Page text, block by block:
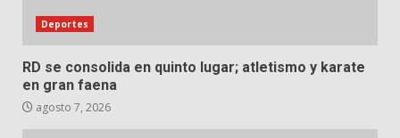
Deportes
RD se consolida en quinto lugar; atletismo y karate
en gran faena
agosto 7, 2026